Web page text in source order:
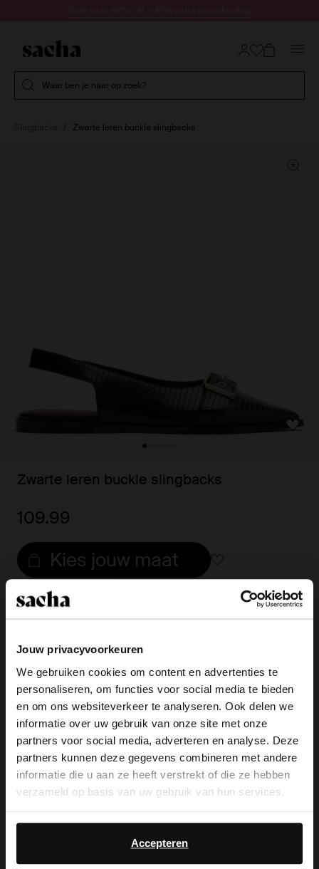
Jouw privacyvoorkeuren
We gebruiken cookies om content en advertenties te
personaliseren, om functies voor social media te bieden
en om ons websiteverkeer te analyseren. Ook delen we
informatie over uw gebruik van onze site met onze
partners voor social media, adverteren en analyse. Deze
partners kunnen deze gegevens combineren met andere
informatie die u aan ze heeft verstrekt of die ze hebben
verzameld op basis van uw gebruik van hun services.
Daarnaast werken wij samen met Google voor
advertentie- en meetdoeleinden. Meer informatie over
hoe Google uw persoonsgegevens gebruikt, vindt u op
Accepteren
Waar ben je naar op zoek?
Zwarte leren buckle slingbacks
Zwarte leren buckle slingbacks
109.99
Kies jouw maat
Snelle levering
Achteraf betalen
14 dagen bedenktijd
Product omschrijving
Zwarte buckle slingbacks van Sacha. De slingbacks
hebben een gespsluiting op de voorvoet en een platte
hak van 1 cm. De slingbacks zijn volledig gemaakt van
leer.
Product details
×
View this website in English?
It looks like your language isn't Dutch. Would
you like to switch to English?
Yes, switch to
English
No, stay in Dutch